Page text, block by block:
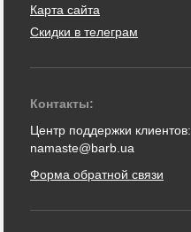
Карта сайта
Скидки в телеграм
Контакты:
Центр поддержки клиентов:
namaste@barb.ua
Форма обратной связи